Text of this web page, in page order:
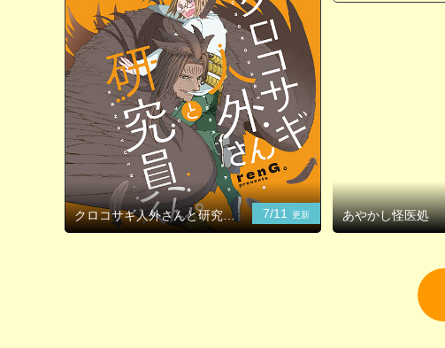
クロコサギ人外さんと研究員
くん。
7/11 更新 あやかし怪医処